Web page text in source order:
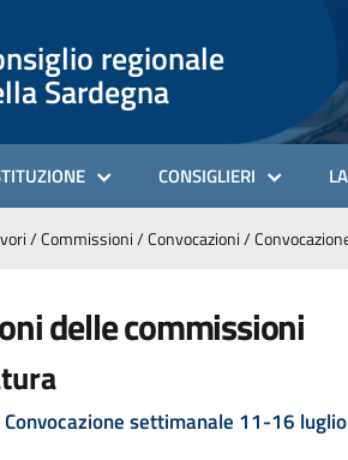
regionale
Sardegna
CONSIGLIERI
/Commissioni/Convocazioni/
delle commissioni
Convocazione settimanale 11-16